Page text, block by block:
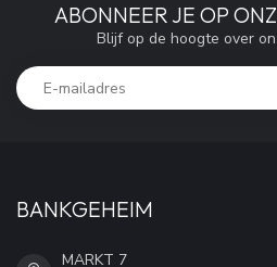
ABONNEER JE OP
Blijf op de hoogte over
BANKGEHEIM
MARKT 7